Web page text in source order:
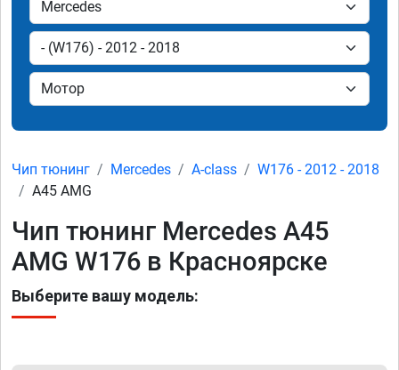
Чип тюнинг Mercedes A-class
W176 - 2012 - 2018
A45 AMG
Чип тюнинг Mercedes A45
AMG W176 в Красноярске
Выберите вашу модель: